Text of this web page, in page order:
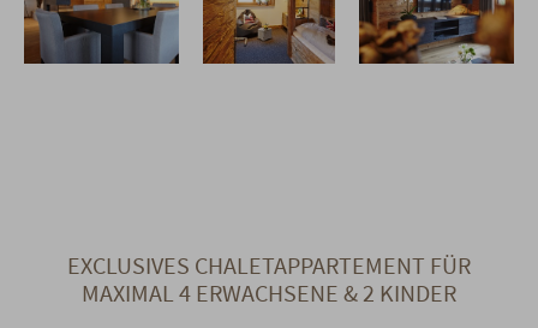
EXCLUSIVES CHALETAPPARTEMENT FÜR
MAXIMAL 4 ERWACHSENE & 2 KINDER